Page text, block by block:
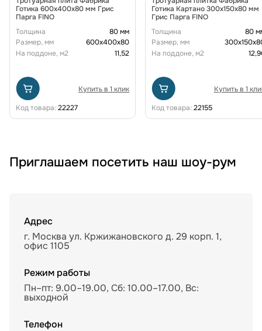
Готика 600х400х80 мм Грис
Парга FINO
Толщина
80 мм
Размер, мм
600х400х80
На поддоне, м2
11,52
Купить в 1 клик
Код товара: 22227
Готика Картано 300х150х80 мм
Грис Парга FINO
Толщина
80
Размер, мм
На поддоне, м2
Купить в 1
Код товара: 22155
Приглашаем посетить наш шоу-рум
Адрес
г. Москва ул. Кржижановского д. 29 корп. 1,
офис 1105
Режим работы
Пн–пт: 9.00–19.00, Сб: 10.00–17.00, Вс:
выходной
Телефон